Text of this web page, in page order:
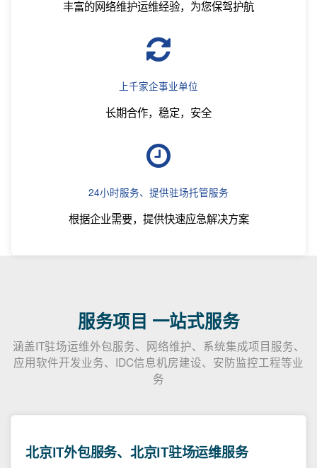
丰富的网络维护运维经验，为您保驾护航
上千家企事业单位
长期合作，稳定，安全
24小时服务、提供驻场托管服务
根据企业需要，提供快速应急解决方案
服务项目 一站式服务
涵盖IT驻场运维外包服务、网络维护、系统集成项目服务、
应用软件开发业务、IDC信息机房建设、安防监控工程等业
务
北京IT外包服务、北京IT驻场运维服务